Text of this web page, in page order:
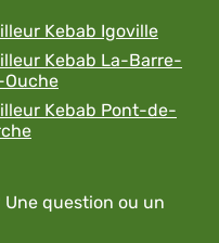
Kebab Igoville
Kebab La-Barre-
Kebab Pont-de-
question ou un